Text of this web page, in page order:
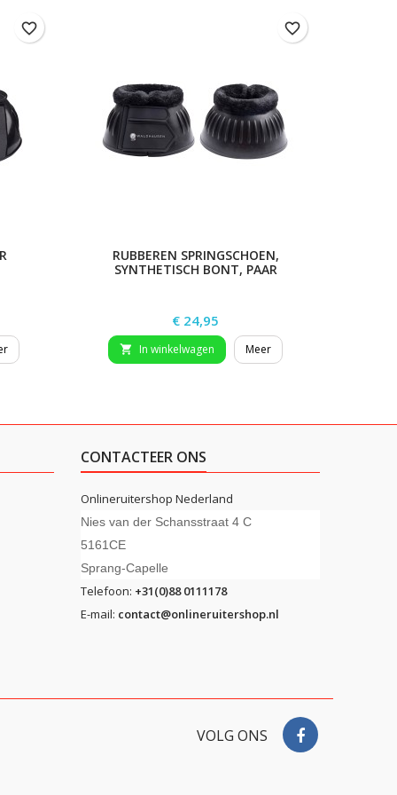
favorite_border
RUBBEREN SPRINGSCHOEN,
SYNTHETISCH BONT, PAAR
Prijs
€ 24,95
 In winkelwagen Meer
favorite_border
CONTACTEER ONS
Onlineruitershop Nederland
Nies van der Schansstraat 4 C
5161CE
Sprang-Capelle
Telefoon: +31(0)88 0111178
E-mail: contact@onlineruitershop.nl
VOLG ONS